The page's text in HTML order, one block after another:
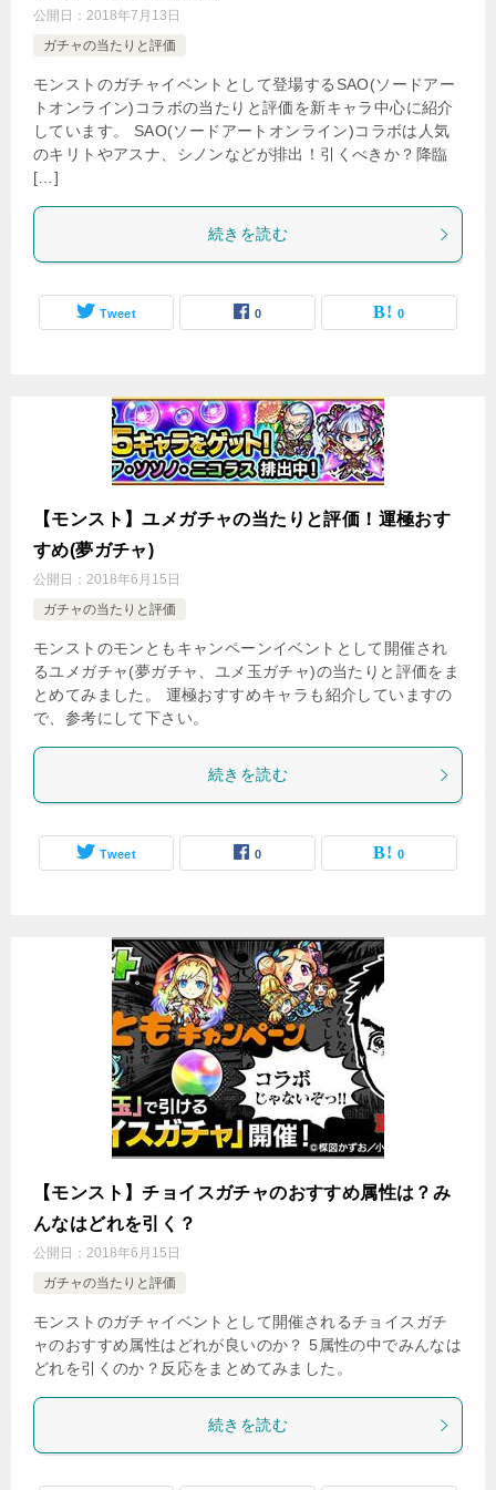
公開日： 2018年7月13日
ガチャの当たりと評価
モンストのガチャイベントとして登場するSAO(ソードアー
トオンライン)コラボの当たりと評価を新キャラ中心に紹介
しています。 SAO(ソードアートオンライン)コラボは人気
のキリトやアスナ、シノンなどが排出！引くべきか？降臨
[…]
続きを読む
Tweet 0 0
【モンスト】ユメガチャの当たりと評価！運極おす
すめ(夢ガチャ)
公開日： 2018年6月15日
ガチャの当たりと評価
モンストのモンともキャンペーンイベントとして開催され
るユメガチャ(夢ガチャ、ユメ玉ガチャ)の当たりと評価をま
とめてみました。 運極おすすめキャラも紹介していますの
で、参考にして下さい。
続きを読む
Tweet 0 0
【モンスト】チョイスガチャのおすすめ属性は？み
んなはどれを引く？
公開日： 2018年6月15日
ガチャの当たりと評価
モンストのガチャイベントとして開催されるチョイスガチ
ャのおすすめ属性はどれが良いのか？ 5属性の中でみんなは
どれを引くのか？反応をまとめてみました。
続きを読む